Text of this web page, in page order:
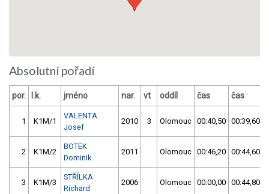
Absolutní pořadí
por. l.k. jméno nar. vt oddíl čas čas
1 K1M/1
VALENTA
Josef
2010 3 Olomouc 00:40,50 00:39,60
2 K1M/2
BOTEK
Dominik
2011 Olomouc 00:46,20 00:44,60
3 K1M/3
STŘÍLKA
Richard
2006 Olomouc 00:00,00 00:44,80